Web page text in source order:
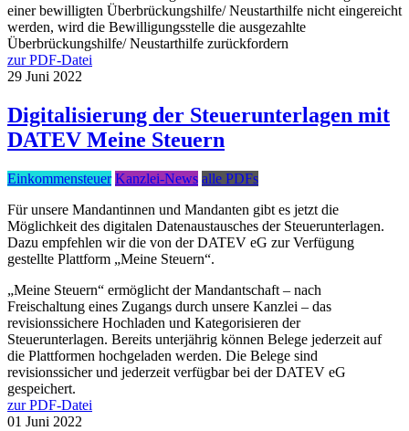
einer bewilligten Überbrückungshilfe/ Neustarthilfe nicht eingereicht
werden, wird die Bewilligungsstelle die ausgezahlte
Überbrückungshilfe/ Neustarthilfe zurückfordern
zur PDF-Datei
29 Juni 2022
Digitalisierung der Steuerunterlagen mit
DATEV Meine Steuern
Einkommensteuer Kanzlei-News alle PDFs
Für unsere Mandantinnen und Mandanten gibt es jetzt die
Möglichkeit des digitalen Datenaustausches der Steuerunterlagen.
Dazu empfehlen wir die von der DATEV eG zur Verfügung
gestellte Plattform „Meine Steuern“.
„Meine Steuern“ ermöglicht der Mandantschaft – nach
Freischaltung eines Zugangs durch unsere Kanzlei – das
revisionssichere Hochladen und Kategorisieren der
Steuerunterlagen. Bereits unterjährig können Belege jederzeit auf
die Plattformen hochgeladen werden. Die Belege sind
revisionssicher und jederzeit verfügbar bei der DATEV eG
gespeichert.
zur PDF-Datei
01 Juni 2022